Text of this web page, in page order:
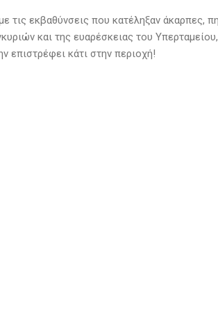
εκβαθύνσεις που κατέληξαν άκαρπες,
και της ευαρέσκειας του Υπερταμείου,
επιστρέφει κάτι στην περιοχή!